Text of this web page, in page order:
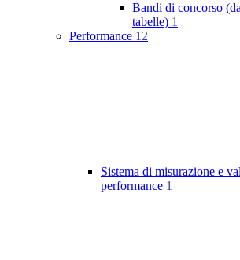
Bandi di concorso
tabelle) 1
Performance 12
Sistema di misurazione e
performance 1